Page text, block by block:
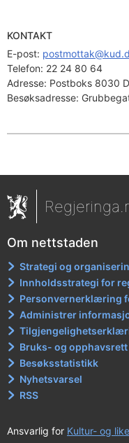
KONTAKT
E-post:
Telefon: 22 24 80 64
Adresse: Postboks 8030
Besøksadresse:
Om nettstaden
Strategi og
Innholdsstrategi for
Personvernerklæring
Administrer
Bruks- og
Besøksstatistikk
Nyhetsvarsel
RSS
Ansvarlig for Kultur- og